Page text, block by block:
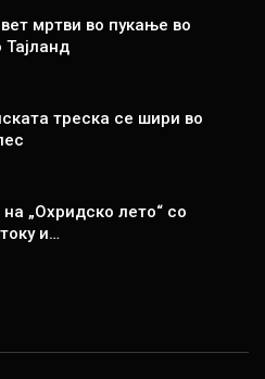
мртви во пукање во
Тајланд
треска се шири во
„Охридско лето“ со
и…